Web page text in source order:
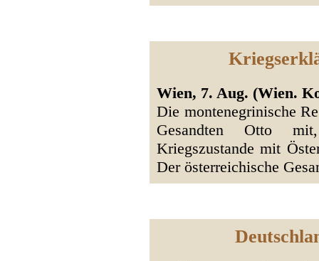
Wien, 7. Aug. (Wien.
Die montenegrinische
Gesandten Otto
Kriegszustande mit
Der österreichische